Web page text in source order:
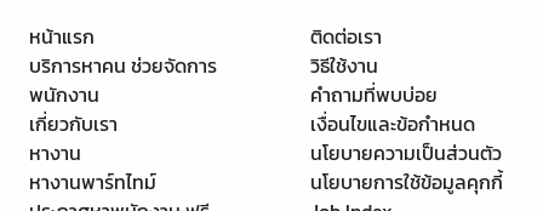
หน้าแรก
บริการหาคน ช่วยจัดการ
พนักงาน
เกี่ยวกับเรา
หางาน
หางานพาร์ทไทม์
ติดต่อเรา
วิธีใช้งาน
คำถามที่พบบ่อย
เงื่อนไขและข้อกำหนด
นโยบายความเป็นส่วนตัว
นโยบายการใช้ข้อมูลคุกกี้